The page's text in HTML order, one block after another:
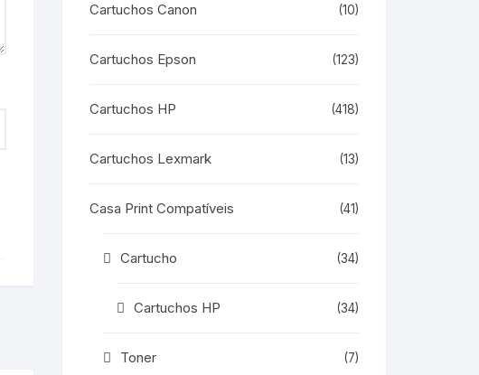
Cartuchos Canon (10)
Cartuchos Epson (123)
Cartuchos HP (418)
Cartuchos Lexmark (13)
Casa Print Compatíveis (41)
Cartucho (34)
Cartuchos HP (34)
Toner (7)